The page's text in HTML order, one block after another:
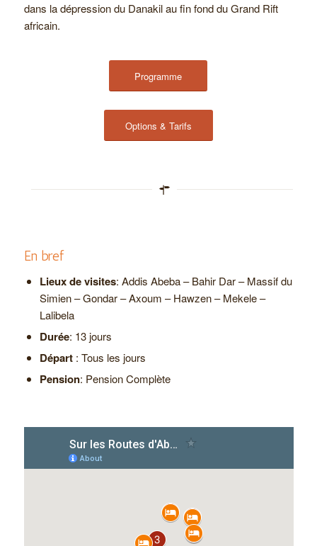
dans la dépression du Danakil au fin fond du Grand Rift
africain.
Programme
Options & Tarifs
En bref
Lieux de visites: Addis Abeba – Bahir Dar – Massif du
Simien – Gondar – Axoum – Hawzen – Mekele –
Lalibela
Durée: 13 jours
Départ: Tous les jours
Pension: Pension Complète